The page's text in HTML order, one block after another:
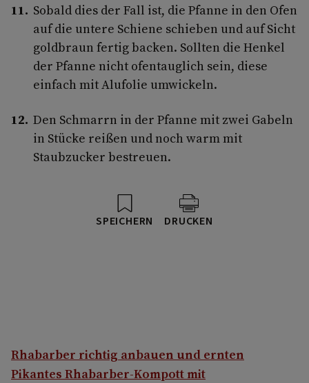
Sobald dies der Fall ist, die Pfanne in den Ofen
auf die untere Schiene schieben und auf Sicht
goldbraun fertig backen. Sollten die Henkel
der Pfanne nicht ofentauglich sein, diese
einfach mit Alufolie umwickeln.
Den Schmarrn in der Pfanne mit zwei Gabeln
in Stücke reißen und noch warm mit
Staubzucker bestreuen.
SPEICHERN DRUCKEN
Rhabarber richtig anbauen und ernten
Pikantes Rhabarber-Kompott mit